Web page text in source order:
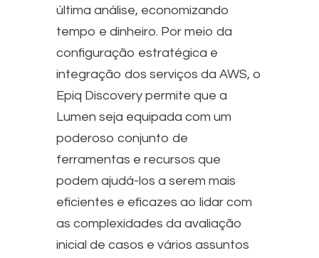
última análise, economizando
tempo e dinheiro. Por meio da
configuração estratégica e
integração dos serviços da AWS, o
Epiq Discovery permite que a
Lumen seja equipada com um
poderoso conjunto de
ferramentas e recursos que
podem ajudá-los a serem mais
eficientes e eficazes ao lidar com
as complexidades da avaliação
inicial de casos e vários assuntos